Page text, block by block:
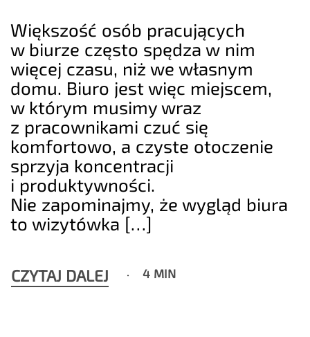
Większość osób pracujących
w biurze często spędza w nim
więcej czasu, niż we własnym
domu. Biuro jest więc miejscem,
w którym musimy wraz
z pracownikami czuć się
komfortowo, a czyste otoczenie
sprzyja koncentracji
i produktywności.
Nie zapominajmy, że wygląd biura
to wizytówka […]
CZYTAJ DALEJ 4 MIN